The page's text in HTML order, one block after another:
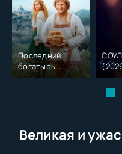
Последний
богатырь.
Колобок (2026)
Великая и